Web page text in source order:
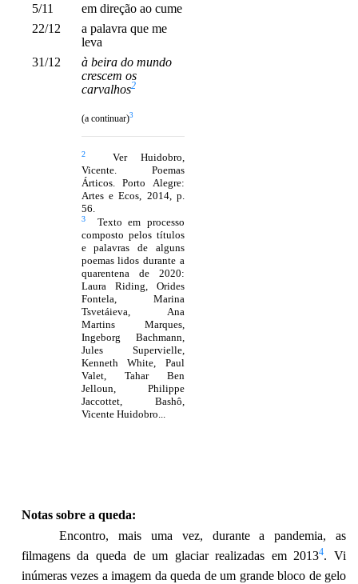
5/11
em direção ao cume
22/12
a palavra que me
leva
31/12
à beira do mundo
crescem os
carvalhos2
(a continuar)3
2Ver Huidobro,
Vicente. Poemas
Árticos. Porto Alegre:
Artes e Ecos, 2014, p.
56.
3Texto em processo
composto pelos títulos
e palavras de alguns
poemas lidos durante a
quarentena de 2020:
Laura Riding, Orides
Fontela, Marina
Tsvetáieva, Ana
Martins Marques,
Ingeborg Bachmann,
Jules Supervielle,
Kenneth White, Paul
Valet, Tahar Ben
Jelloun, Philippe
Jaccottet, Bashô,
Vicente Huidobro...
Notas sobre a queda:
Encontro, mais uma vez, durante a pandemia, as
filmagens da queda de um glaciar realizadas em 20134. Vi
inúmeras vezes a imagem da queda de um grande bloco de gelo